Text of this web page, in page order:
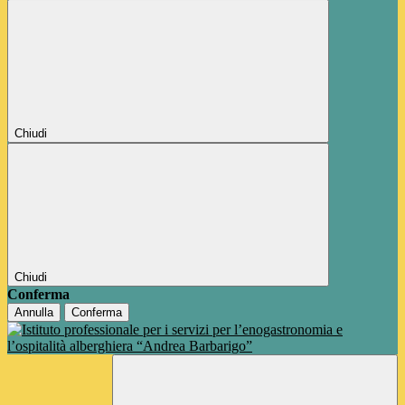
Chiudi
Chiudi
Conferma
Annulla Conferma